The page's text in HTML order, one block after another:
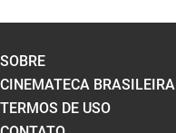
SOBRE
CINEMATECA BRASILEIRA
TERMOS DE USO